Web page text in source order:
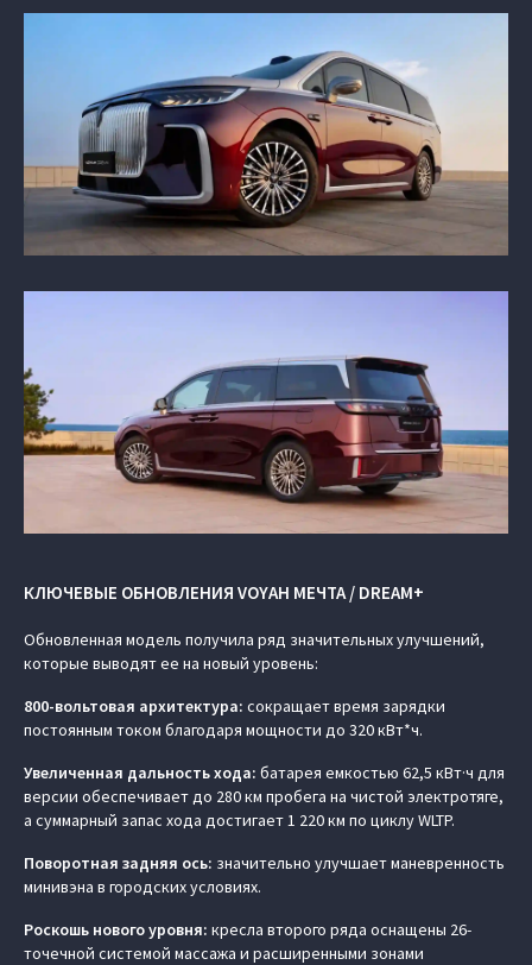
КЛЮЧЕВЫЕ ОБНОВЛЕНИЯ VOYAH МЕЧТА / DREAM+
Обновленная модель получила ряд значительных улучшений,
которые выводят ее на новый уровень:
800-вольтовая архитектура: сокращает время зарядки
постоянным током благодаря мощности до 320 кВт*ч.
Увеличенная дальность хода: батарея емкостью 62,5 кВт·ч для
версии обеспечивает до 280 км пробега на чистой электротяге,
а суммарный запас хода достигает 1 220 км по циклу WLTP.
Поворотная задняя ось: значительно улучшает маневренность
минивэна в городских условиях.
Роскошь нового уровня: кресла второго ряда оснащены 26-
точечной системой массажа и расширенными зонами